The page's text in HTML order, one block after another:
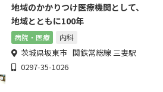
地域のかかりつけ医療機関として、
地域とともに100年
病院・医療 内科
茨城県坂東市 関鉄常総線 三妻駅
0297-35-1026